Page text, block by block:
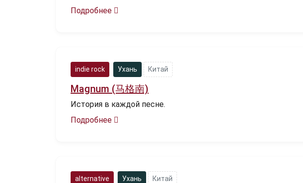
Подробнее
indie rock Ухань Китай
Magnum (马格南)
История в каждой песне.
Подробнее
alternative Ухань Китай